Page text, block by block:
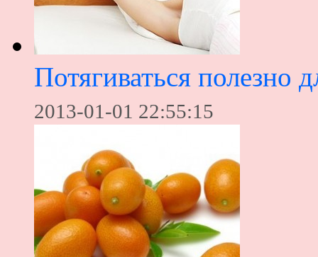
Потягиваться полезно
2013-01-01 22:55:15